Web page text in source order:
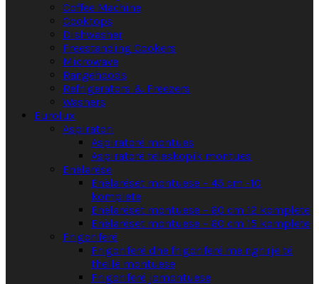
Coffee Machine
Cooktops
Dishwasher
Freestanding Cookers
Microwave
Rangehoods
Refrigerators & Freezers
Washers
Eurolux
Aspiratori
Aspiratorë montues
Aspiratorë teleskopik montues
Enëlarëse
Enëlarëset montuese – 45 cm -10
komplete
Enëlarëset montuese – 60 cm 12 komplete
Enëlarëset montuese – 60 cm 15 komplete
Frigoriferë
Frigoriferë dhe frigoriferë me ngrirje të
thellë montuese
Frigoriferë jomontuese